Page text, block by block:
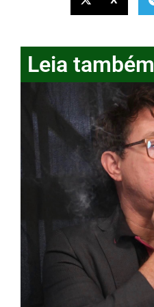
Leia também